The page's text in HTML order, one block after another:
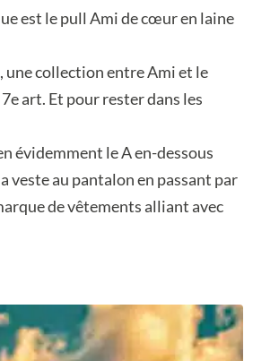
est le pull Ami de cœur en laine
une collection entre Ami et le
art. Et pour rester dans les
évidemment le A en-dessous
veste au pantalon en passant par
de vêtements alliant avec